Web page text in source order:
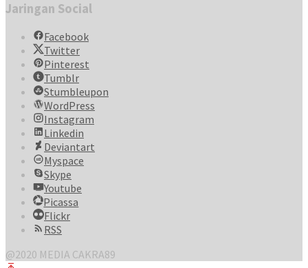
Jaringan Social
Facebook
Twitter
Pinterest
Tumblr
Stumbleupon
WordPress
Instagram
Linkedin
Deviantart
Myspace
Skype
Youtube
Picassa
Flickr
RSS
@2020 MEDIA CAKRA89